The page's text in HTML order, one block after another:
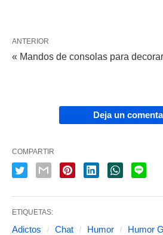
ANTERIOR
« Mandos de consolas para
Deja un
COMPARTIR
ETIQUETAS:
Adictos Chat Humor Humor